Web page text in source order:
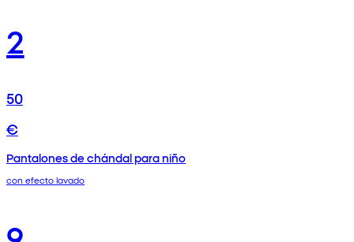
2
50
€
Pantalones de chándal para niño
con efecto lavado